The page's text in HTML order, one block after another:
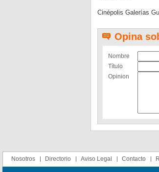
Cinépolis Galerías
Opina
Nombre
Título
Opinion
Nosotros Directorio Aviso Legal Contacto